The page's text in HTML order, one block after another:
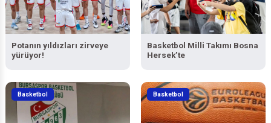
Potanın yıldızları zirveye
yürüyor!
Basketbol Milli Takımı Bosna
Basketbol Basketbol